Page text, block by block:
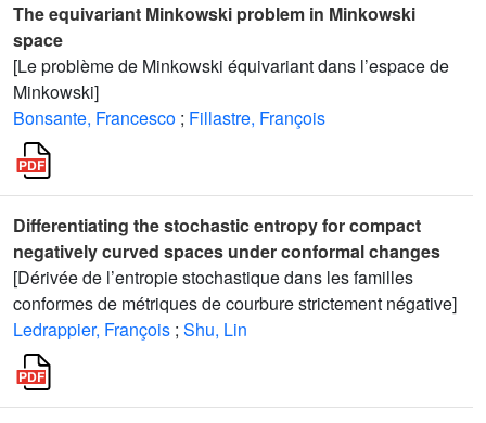
The equivariant Minkowski problem in Minkowski
space
[Le problème de Minkowski équivariant dans l’espace de
Minkowski]
Bonsante, Francesco ; Fillastre, François
Differentiating the stochastic entropy for compact
negatively curved spaces under conformal changes
[Dérivée de l’entropie stochastique dans les familles
conformes de métriques de courbure strictement négative]
Ledrappier, François ; Shu, Lin